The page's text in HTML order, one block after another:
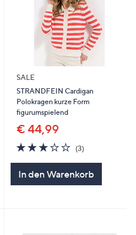
SALE
STRANDFEIN Cardigan
Polokragen kurze Form
figurumspielend
€ 44,99
3.0
von
(3)3
In den Warenkorb